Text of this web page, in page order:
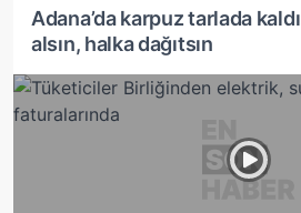
Adana’da karpuz tarlada
alsın, halka dağıtsın